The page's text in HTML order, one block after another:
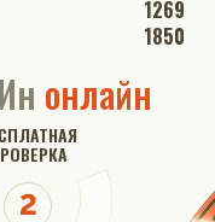
1269
1850
онлайн